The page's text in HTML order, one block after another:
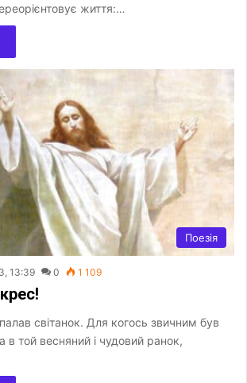
життя:…
Поезія
13:39 0 1 109
світанок. Для когось звичним був
в той весняний і чудовий ранок,